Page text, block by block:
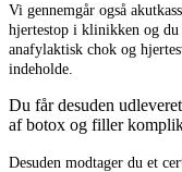
Vi gennemgår også
hjertestop i klinikken og
anafylaktisk chok og
indeholde.
Du får desuden
af botox og filler
Desuden modtager du et